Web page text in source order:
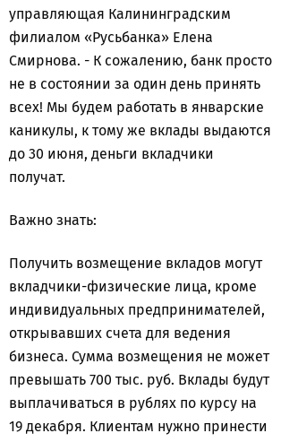
управляющая Калининградским
филиалом «Русьбанка» Елена
Смирнова. - К сожалению, банк просто
не в состоянии за один день принять
всех! Мы будем работать в январские
каникулы, к тому же вклады выдаются
до 30 июня, деньги вкладчики
получат.
Важно знать:
Получить возмещение вкладов могут
вкладчики-физические лица, кроме
индивидуальных предпринимателей,
открывавших счета для ведения
бизнеса. Сумма возмещения не может
превышать 700 тыс. руб. Вклады будут
выплачиваться в рублях по курсу на
19 декабря. Клиентам нужно принести